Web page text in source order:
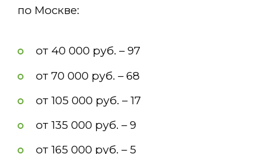
по Москве:
от 40 000 руб. – 97
от 70 000 руб. – 68
от 105 000 руб. – 17
от 135 000 руб. – 9
от 165 000 руб. – 5